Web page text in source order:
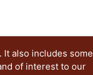
also includes some
of interest to our